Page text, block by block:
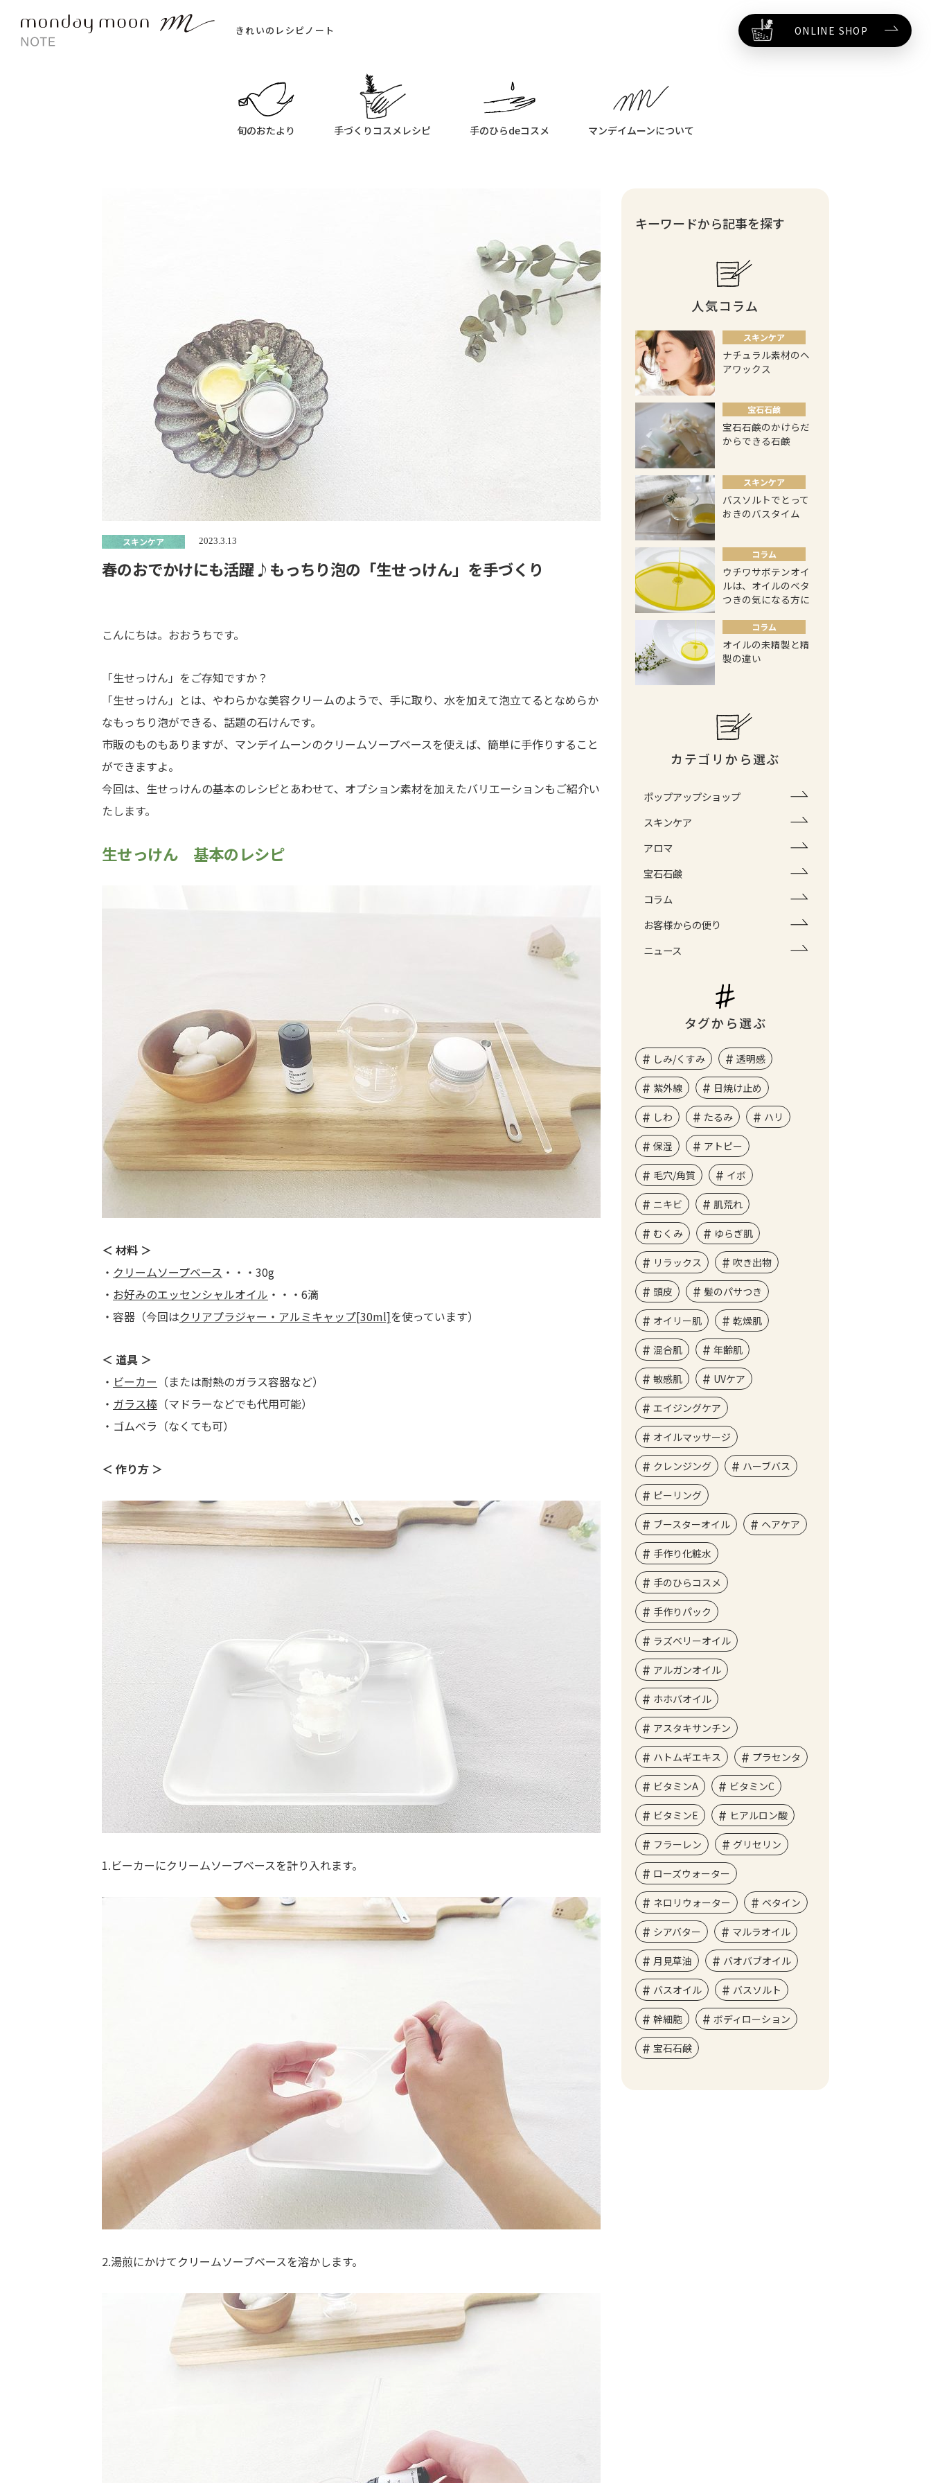
きれいのレシピノート
旬のおたより 手づくりコスメレシピ 手のひらdeコスメ マンデイムーンについて
ONLINE SHOP
スキンケア 2023.3.13
春のおでかけにも活躍♪もっちり泡の「生せっけん」を手づくり
こんにちは。おおうちです。
「生せっけん」をご存知ですか？
「生せっけん」とは、やわらかな美容クリームのようで、手に取り、水を加えて泡立てるとなめらか
なもっちり泡ができる、話題の石けんです。
市販のものもありますが、マンデイムーンのクリームソープベースを使えば、簡単に手作りすること
ができますよ。
今回は、生せっけんの基本のレシピとあわせて、オプション素材を加えたバリエーションもご紹介い
たします。
生せっけん 基本のレシピ
＜ 材料 ＞
・ クリームソープベース ・・・30g
・ お好みのエッセンシャルオイル ・・・6滴
・容器（今回はクリアプラジャー・アルミキャップ[30ml]を使っています）
＜ 道具 ＞
・ ビーカー （または耐熱のガラス容器など）
・ ガラス棒 （マドラーなどでも代用可能）
・ゴムベラ（なくても可）
＜ 作り方 ＞
1.ビーカーにクリームソープベースを計り入れます。
2.湯煎にかけてクリームソープベースを溶かします。
キーワードから記事を探す
人気コラム
スキンケア
ナチュラル素材のヘ
アワックス
宝石石鹸
宝石石鹸のかけらだ
からできる石鹸
スキンケア
バスソルトでとって
おきのバスタイム
コラム
ウチワサボテンオイ
ルは、オイルのベタ
つきの気になる方に
コラム
オイルの未精製と精
製の違い
カテゴリから選ぶ
ポップアップショップ
スキンケア
アロマ
宝石石鹸
コラム
お客様からの便り
ニュース
タグから選ぶ
しみ/くすみ 透明感
紫外線 日焼け止め
しわ たるみ ハリ
保湿 アトピー
毛穴/角質 イボ
ニキビ 肌荒れ
むくみ ゆらぎ肌
リラックス 吹き出物
頭皮 髪のパサつき
オイリー肌 乾燥肌
混合肌 年齢肌
敏感肌 UVケア
エイジングケア
オイルマッサージ
クレンジング ハーブバス
ピーリング
ブースターオイル ヘアケア
手作り化粧水
手のひらコスメ
手作りパック
ラズベリーオイル
アルガンオイル
ホホバオイル
アスタキサンチン
ハトムギエキス プラセンタ
ビタミンA ビタミンC
ビタミンE ヒアルロン酸
フラーレン グリセリン
ローズウォーター
ネロリウォーター ベタイン
シアバター マルラオイル
月見草油 バオバブオイル
バスオイル バスソルト
幹細胞 ボディローション
宝石石鹸